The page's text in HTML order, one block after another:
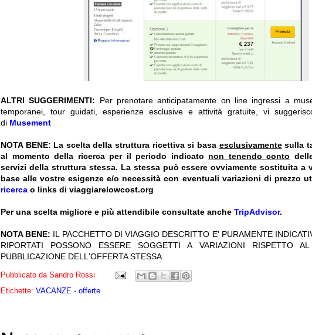
ALTRI SUGGERIMENTI: Per prenotare anticipatamente on line ingressi a
temporanei, tour guidati, esperienze esclusive e attività gratuite, vi
di Musement
NOTA BENE: La scelta della struttura ricettiva si basa esclusivamentesulla
al momento della ricerca per il periodo indicato non tenendo conto
servizi della struttura stessa. La stessa può essere ovviamente sostituita a
base alle vostre esigenze e/o necessità con eventuali variazioni di prezzo
ricerca o links di viaggiarelowcost.org
Per una scelta migliore e più attendibile consultate anche TripAdvisor.
NOTA BENE: IL PACCHETTO DI VIAGGIO DESCRITTO E' PURAMENTE
RIPORTATI POSSONO ESSERE SOGGETTI A VARIAZIONI RISPETTO
PUBBLICAZIONE DELL'OFFERTA STESSA.
Pubblicato da Sandro Rossi
Etichette: VACANZE - offerte